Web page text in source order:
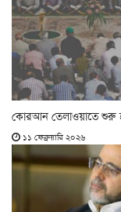
কোরআন তেলাওয়াতে শুরু
১১ ফেব্রুয়ারি ২০২৬